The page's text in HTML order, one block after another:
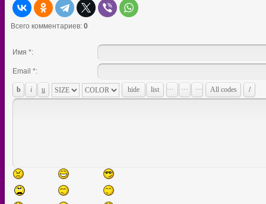
Всего комментариев: 0
Имя *:
Email *: